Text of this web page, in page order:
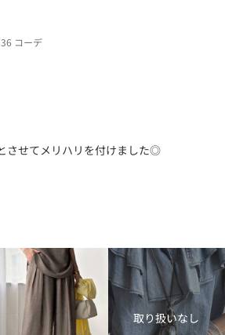
コーデ
させてメリハリを付けました◎
取り扱いなし